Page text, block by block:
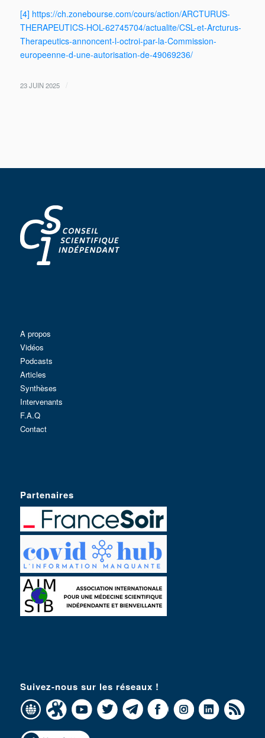
[4] https://ch.zonebourse.com/cours/action/ARCTURUS-
THERAPEUTICS-HOL-62745704/actualite/CSL-et-Arcturus-
Therapeutics-annoncent-l-octroi-par-la-Commission-
europeenne-d-une-autorisation-de-49069236/
23 JUIN 2025 /
A propos
Vidéos
Podcasts
Articles
Synthèses
Intervenants
F.A.Q
Contact
Partenaires
Suivez-nous sur les réseaux !